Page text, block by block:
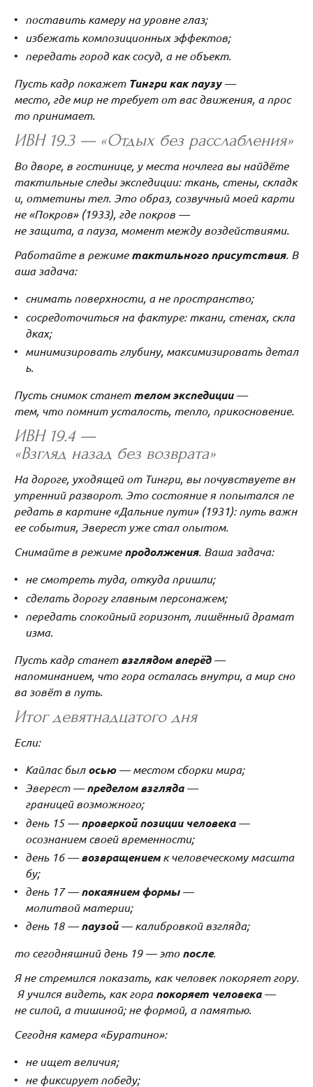
поставить камеру на уровне глаз;
избежать композиционных эффектов;
передать город как сосуд, а не объект.
Пусть кадр покажет Тингри как паузу—
место, где мир не требует от вас движения, а прос
то принимает.
ИВН 19.3 — «Отдых без расслабления»
Во дворе, в гостинице, у места ночлега вы найдёте
тактильные следы экспедиции: ткань, стены, складк
и, отметины тел. Это образ, созвучный моей карти
не «Покров» (1933), где покров —
не защита, а пауза, момент между воздействиями.
Работайте в режиметактильного присутствия. В
аша задача:
снимать поверхности, а не пространство;
сосредоточиться на фактуре: ткани, стенах, скла
дках;
минимизировать глубину, максимизировать детал
ь.
Пусть снимок станеттелом экспедиции—
тем, что помнит усталость, тепло, прикосновение.
ИВН 19.4 —
«Взгляд назад без возврата»
На дороге, уходящей от Тингри, вы почувствуете вн
утренний разворот. Это состояние я попытался пе
редать в картине «Дальние пути» (1931): путь важн
ее события, Эверест уже стал опытом.
Снимайте в режимепродолжения. Ваша задача:
не смотреть туда, откуда пришли;
сделать дорогу главным персонажем;
передать спокойный горизонт, лишённый драмат
изма.
Пусть кадр станетвзглядом вперёд—
напоминанием, что гора осталась внутри, а мир сно
ва зовёт в путь.
Итог девятнадцатого дня
Если:
Кайлас былосью— местом сборки мира;
Эверест —пределом взгляда—
границей возможного;
день 15 —проверкой позиции человека—
осознанием своей временности;
день 16 —возвращениемк человеческому масшта
бу;
день 17 —покаянием формы—
молитвой материи;
день 18 —паузой— калибровкой взгляда;
то сегодняшний день 19 — этопосле.
Я не стремился показать, как человек покоряет гору.
Я учился видеть, как горапокоряет человека—
не силой, а тишиной; не формой, а памятью.
Сегодня камера «Буратино»:
не ищет величия;
не фиксирует победу;